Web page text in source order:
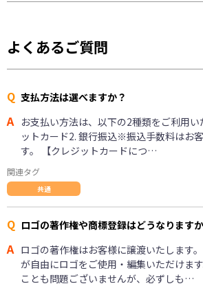
よくあるご質問
Q 支払方法は選べますか？
A お支払い方法は、以下の2種類をご利用い
ットカード2. 銀行振込※振込手数料はお
す。 【クレジットカードにつ…
関連タグ
共通
Q ロゴの著作権や商標登録はどうなります
A ロゴの著作権はお客様に譲渡いたします
が自由にロゴをご使用・編集いただけま
ことも問題ございませんが、必ずしも…